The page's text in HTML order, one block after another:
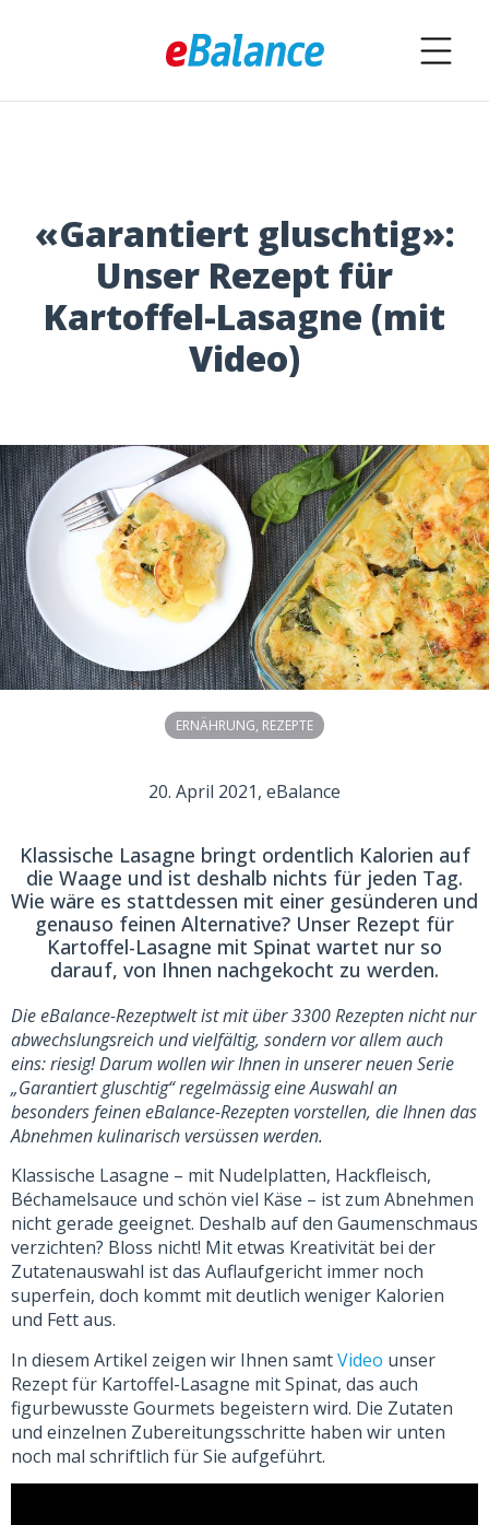
«Garantiert gluschtig»:
Unser Rezept für
Kartoffel-Lasagne (mit
Video)
ERNÄHRUNG, REZEPTE
20. April 2021, eBalance
Klassische Lasagne bringt ordentlich Kalorien auf
die Waage und ist deshalb nichts für jeden Tag.
Wie wäre es stattdessen mit einer gesünderen und
genauso feinen Alternative? Unser Rezept für
Kartoffel-Lasagne mit Spinat wartet nur so
darauf, von Ihnen nachgekocht zu werden.
Die eBalance-Rezeptwelt ist mit über 3300 Rezepten nicht nur
abwechslungsreich und vielfältig, sondern vor allem auch
eins: riesig! Darum wollen wir Ihnen in unserer neuen Serie
„Garantiert gluschtig“ regelmässig eine Auswahl an
besonders feinen eBalance-Rezepten vorstellen, die Ihnen das
Abnehmen kulinarisch versüssen werden.
Klassische Lasagne – mit Nudelplatten, Hackfleisch,
Béchamelsauce und schön viel Käse – ist zum Abnehmen
nicht gerade geeignet. Deshalb auf den Gaumenschmaus
verzichten? Bloss nicht! Mit etwas Kreativität bei der
Zutatenauswahl ist das Auflaufgericht immer noch
superfein, doch kommt mit deutlich weniger Kalorien
und Fett aus.
In diesem Artikel zeigen wir Ihnen samtVideo unser
Rezept für Kartoffel-Lasagne mit Spinat, das auch
figurbewusste Gourmets begeistern wird. Die Zutaten
und einzelnen Zubereitungsschritte haben wir unten
noch mal schriftlich für Sie aufgeführt.